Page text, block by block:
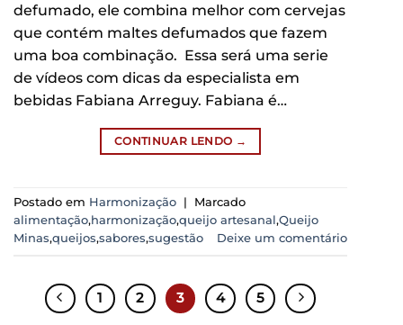
defumado, ele combina melhor com cervejas
que contém maltes defumados que fazem
uma boa combinação. Essa será uma serie
de vídeos com dicas da especialista em
bebidas Fabiana Arreguy. Fabiana é…
CONTINUAR LENDO →
Postado em Harmonização |
Marcado
alimentação,harmonização,queijo artesanal,Queijo
Minas,queijos,sabores,sugestão Deixe um comentário
1 2 3 4 5